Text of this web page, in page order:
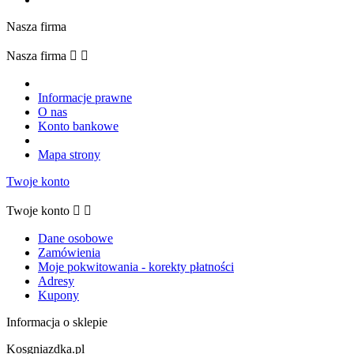
Nasza firma
Nasza firma  
Informacje prawne
O nas
Konto bankowe
Mapa strony
Twoje konto
Twoje konto  
Dane osobowe
Zamówienia
Moje pokwitowania - korekty płatności
Adresy
Kupony
Informacja o sklepie
Kosgniazdka.pl